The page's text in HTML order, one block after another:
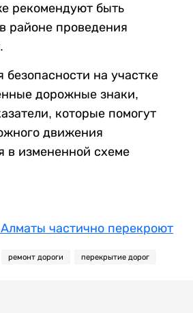
рекомендуют быть
районе проведения
безопасности на участке
дорожные знаки,
которые помогут
движения
в измененной схеме
частично перекроют
ремонт дороги перекрытие дорог